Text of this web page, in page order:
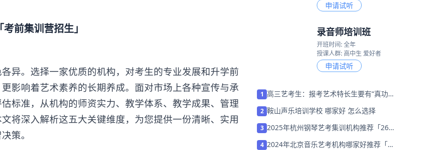
前集训营招生」
。选择一家优质的机构，对考生的专业发展和升学前
影响着艺术素养的长期养成。面对市场上各种宣传与承
标准，从机构的师资实力、教学体系、教学成果、管理
将深入解析这五大关键维度，为您提供一份清晰、实用
策。
申请试听
录音师培训班
开班时间: 全年
授课人群: 高中生 爱好者
申请试听
1 高三艺考生：报考艺术特长生要有“真功
2 鞍山声乐培训学校 哪家好 怎么选择
3 2025年杭州钢琴艺考集训机构推荐「26
4 2024年北京音乐艺考机构哪家好推荐「考